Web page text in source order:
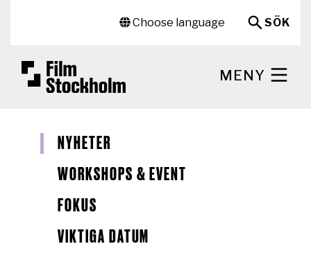
Choose language
SÖK
MENY
NYHETER
WORKSHOPS & EVENT
FOKUS
VIKTIGA DATUM